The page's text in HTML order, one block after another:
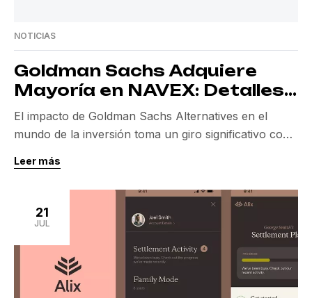
NOTICIAS
Goldman Sachs Adquiere
Mayoría en NAVEX: Detalles
del Acuerdo
El impacto de Goldman Sachs Alternatives en el
mundo de la inversión toma un giro significativo con
mayoritaria en NAVEX. Esta movida estratégica
marca un paso importante en su cartera de
inversiones, destacando el rol de Goldman Sachs en
el escenario global de adquisiciones. Acompañado
por Blackstone como un […]
Leer más
21
JUL